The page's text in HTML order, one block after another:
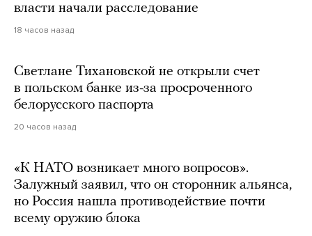
власти начали расследование
18 часов назад
Светлане Тихановской не открыли счет
в польском банке из-за просроченного
белорусского паспорта
20 часов назад
«К НАТО возникает много вопросов».
Залужный заявил, что он сторонник альянса,
но Россия нашла противодействие почти
всему оружию блока